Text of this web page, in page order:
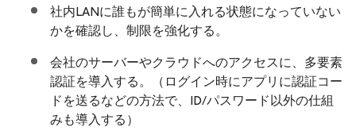
社内LANに誰もが簡単に入れる状態になっていない
かを確認し、制限を強化する。
会社のサーバーやクラウドへのアクセスに、多要素
認証を導入する。（ログイン時にアプリに認証コー
ドを送るなどの方法で、ID/パスワード以外の仕組
みも導入する）